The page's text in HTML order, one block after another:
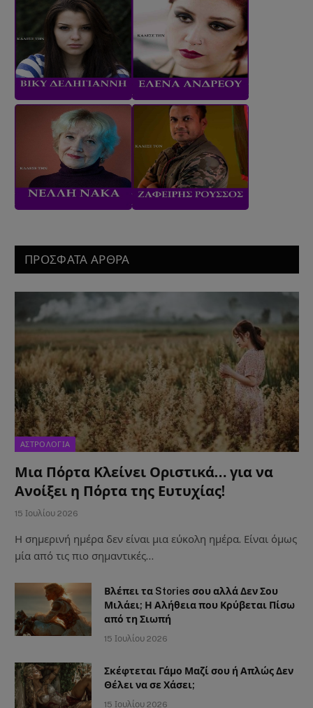
ΠΡΟΣΦΑΤΑ ΑΡΘΡΑ
ΑΣΤΡΟΛΟΓΙΑ
Μια Πόρτα Κλείνει Οριστικά… για να
Ανοίξει η Πόρτα της Ευτυχίας!
15 Ιουλίου 2026
Η σημερινή ημέρα δεν είναι μια εύκολη ημέρα. Είναι όμως
μία από τις πιο σημαντικές…
Βλέπει τα Stories σου αλλά Δεν Σου
Μιλάει; Η Αλήθεια που Κρύβεται Πίσω
από τη Σιωπή
15 Ιουλίου 2026
Σκέφτεται Γάμο Μαζί σου ή Απλώς Δεν
Θέλει να σε Χάσει;
15 Ιουλίου 2026